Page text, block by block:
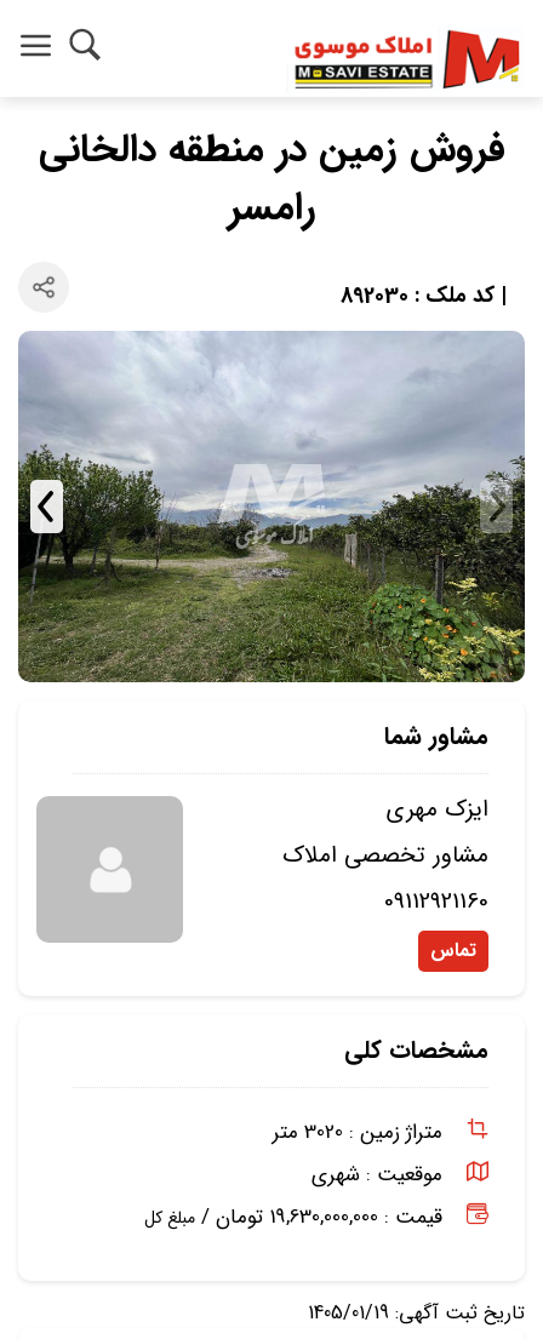
فروش زمین در منطقه دالخانی
رامسر
| کد ملک : 892030
مشاور شما
ایزک مهری
مشاور تخصصی املاک
09112921160
تماس
مشخصات کلی
متراژ زمین : 3020 متر
موقعیت : شهری
قیمت : 19,630,000,000 تومان /
مبلغ کل
تاریخ ثبت آگهی: 1405/01/19